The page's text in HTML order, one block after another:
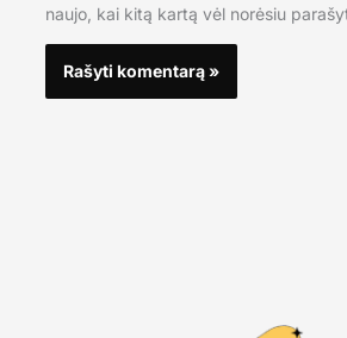
naujo, kai kitą kartą vėl norėsiu